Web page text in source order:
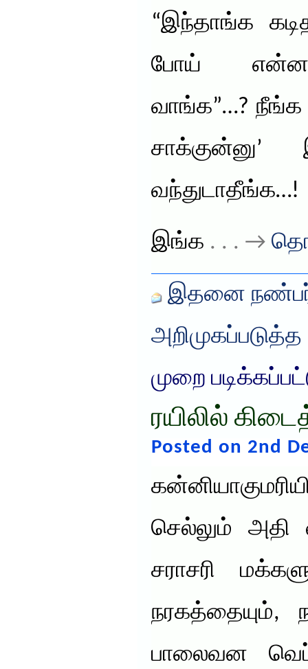
“இந்தாங்க
போய்
வாங்க”…? நீங்க
சாக்குன்னு’
வந்துடாதீங்க…!
இங்க . . . →
இதனை
அறிமுகப்படுத்த
முறை
ரயிலில்
Posted on 2nd
செல்லும் அதி
சராசரி
நரகத்தையும்,
பாலைவன